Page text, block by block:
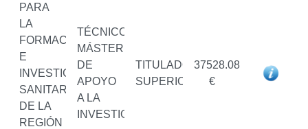
PARA
LA
FORMACIÓN
E
INVESTIGACIÓN
SANITARIAS
DE LA
REGIÓN
TÉCNICO/A
MÁSTER
DE
APOYO
A LA
INVESTIGACIÓN
TITULADO/A
SUPERIOR
37528.08
€